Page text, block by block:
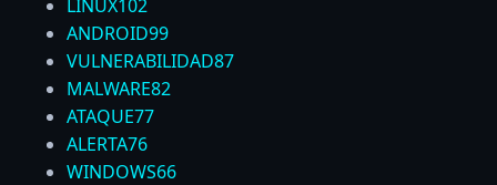
LINUX102
ANDROID99
VULNERABILIDAD87
MALWARE82
ATAQUE77
ALERTA76
WINDOWS66